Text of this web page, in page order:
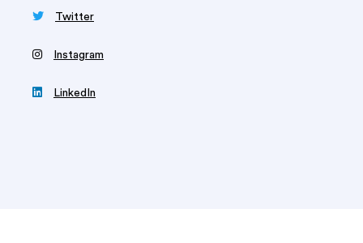
 Twitter
‍ Instagram
 LinkedIn